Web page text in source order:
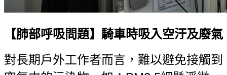
【肺部呼吸問題】騎車時吸入空汙及廢氣
對長期戶外工作者而言，難以避免接觸到